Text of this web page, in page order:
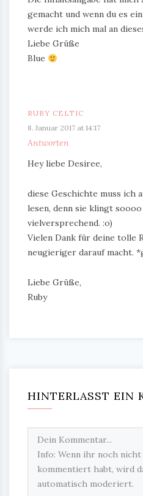
gemacht und wenn du es
werde ich mich mal an
Liebe Grüße
Blue
RUBY CELTIC
8. Januar 2017 at 14:17
Antworten
Hey liebe Desiree,
diese Geschichte muss ich
lesen, denn sie klingt
vielversprechend. :o)
Vielen Dank für deine tolle
neugieriger darauf macht.
Liebe Grüße,
Ruby
HINTERLASST EIN